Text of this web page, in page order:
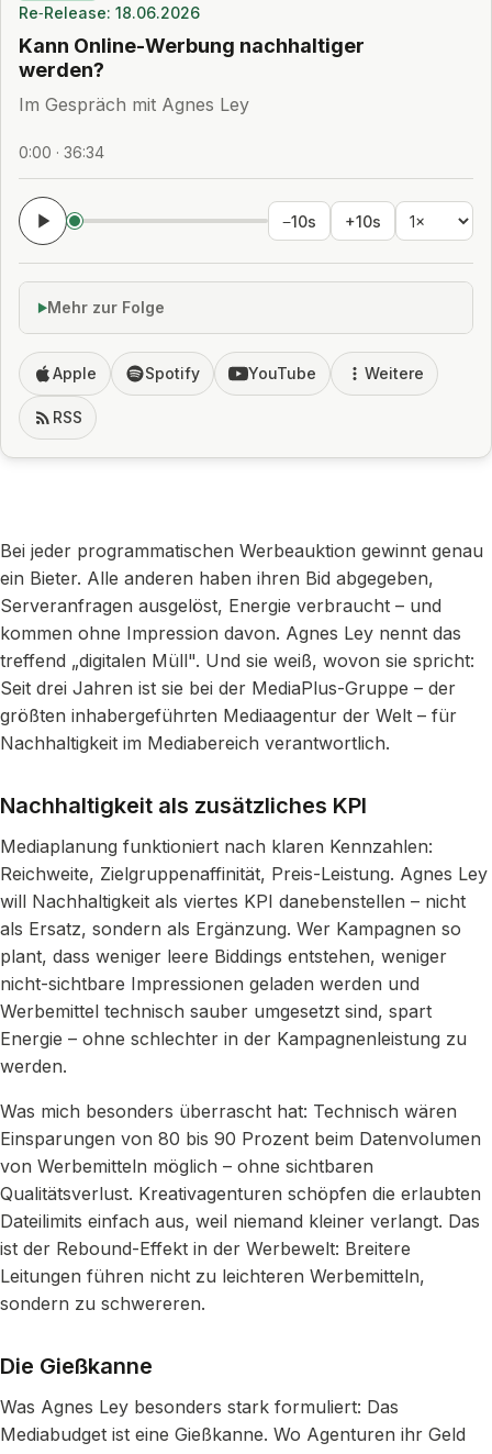
Re‑Release: 18.06.2026
Kann Online-Werbung nachhaltiger
werden?
Im Gespräch mit Agnes Ley
0:00 · 36:34
−10s +10s
Mehr zur Folge
Apple Spotify YouTube Weitere
RSS
Bei jeder programmatischen Werbeauktion gewinnt genau
ein Bieter. Alle anderen haben ihren Bid abgegeben,
Serveranfragen ausgelöst, Energie verbraucht – und
kommen ohne Impression davon. Agnes Ley nennt das
treffend „digitalen Müll". Und sie weiß, wovon sie spricht:
Seit drei Jahren ist sie bei der MediaPlus-Gruppe – der
größten inhabergeführten Mediaagentur der Welt – für
Nachhaltigkeit im Mediabereich verantwortlich.
Nachhaltigkeit als zusätzliches KPI
Mediaplanung funktioniert nach klaren Kennzahlen:
Reichweite, Zielgruppenaffinität, Preis-Leistung. Agnes Ley
will Nachhaltigkeit als viertes KPI danebenstellen – nicht
als Ersatz, sondern als Ergänzung. Wer Kampagnen so
plant, dass weniger leere Biddings entstehen, weniger
nicht-sichtbare Impressionen geladen werden und
Werbemittel technisch sauber umgesetzt sind, spart
Energie – ohne schlechter in der Kampagnenleistung zu
werden.
Was mich besonders überrascht hat: Technisch wären
Einsparungen von 80 bis 90 Prozent beim Datenvolumen
von Werbemitteln möglich – ohne sichtbaren
Qualitätsverlust. Kreativagenturen schöpfen die erlaubten
Dateilimits einfach aus, weil niemand kleiner verlangt. Das
ist der Rebound-Effekt in der Werbewelt: Breitere
Leitungen führen nicht zu leichteren Werbemitteln,
sondern zu schwereren.
Die Gießkanne
Was Agnes Ley besonders stark formuliert: Das
Mediabudget ist eine Gießkanne. Wo Agenturen ihr Geld